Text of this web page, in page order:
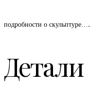
подробности о скульптуре….
Детали